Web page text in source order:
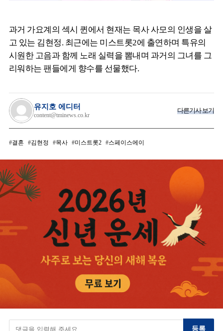
과거 가요계의 섹시 퀸에서 현재는 목사 사모의 인생을 살
고 있는 김현정. 최근에는 미스트롯2에 출연하며 특유의
시원한 고음과 함께 노래 실력을 뽐내며 과거의 그녀를 그
리워하는 팬들에게 향수를 선물했다.
유지호 에디터
content@tminews.co.kr
다른기사 보기
결혼 김현정 목사 미스트롯2 스페이스에이
등록